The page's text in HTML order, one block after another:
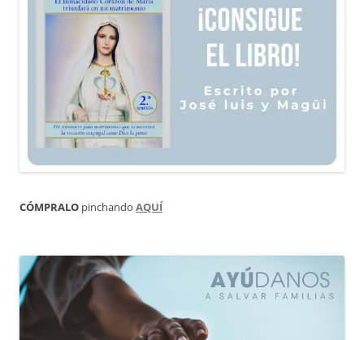
CÓMPRALO pinchando AQUÍ